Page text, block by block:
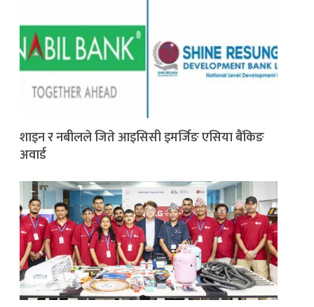
शाइन र नबीलले जिते आइसिसी इमर्जिङ एसिया बैंकिङ
अवार्ड